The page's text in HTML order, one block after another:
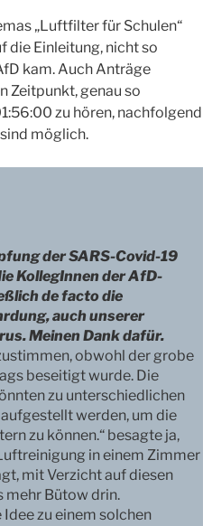
„Luftfilter für Schulen“
die Einleitung, nicht so
kam. Auch Anträge
Zeitpunkt, genau so
zu hören, nachfolgend
möglich.
der SARS-Covid-19
KollegInnen der AfD-
de facto die
auch unserer
Meinen Dank dafür.
obwohl der grobe
beseitigt wurde. Die
zu unterschiedlichen
werden, um die
zu können.“ besagte ja,
in einem Zimmer
mit Verzicht auf diesen
mehr Bütow drin.
zu einem solchen